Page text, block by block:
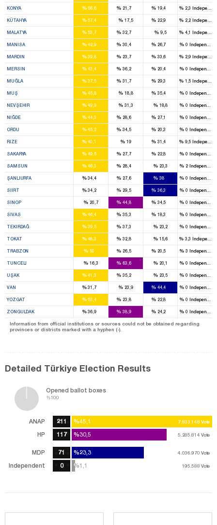
KONYA %56,6 % 21,7 %19,4 %2,3
KÜTAHYA %57,4 % 17,5 %22,9 %2,2
MALATYA %53,7 % 32,7 % 9,5 %4,1
MANISA %42,9 % 30,4 %26,7 % 0 Independent
MARDIN %39,8 % 23,7 %33,6 %2,9
MERSIN %43,4 % 36,2 %20,4 % 0 Independent
MUĞLA %37,5 % 31,7 %29,3 %1,5
MUŞ %45,8 % 18,8 %35,4 % 0 Independent
NEVŞEHIR %49,9 % 31,3 %18,8 % 0 Independent
NIĞDE %44,3 % 28,6 %27,1 % 0 Independent
ORDU %45,2 % 34,5 %20,3 % 0 Independent
RIZE %40,1 %19 %31,4 %9,5
SAKARYA %49,5 % 27,7 %22,8 % 0 Independent
SAMSUN %46,3 % 28,4 %23,3 % 2 Independent
ŞANLIURFA %34,4 % 27,6 %38 % 0 Independent
SIIRT %34,2 % 29,5 %36,3 % 0 Independent
SINOP % 20,7 % 44,8 %34,5 % 0 Independent
SIVAS %46,4 % 35,3 %18,3 % 0 Independent
TEKIRDAĞ %39,5 % 37,3 %23,2 % 0 Independent
TOKAT %48,3 % 32,8 %15,6 %3,3
TRABZON % 50 % 26,5 %20,5 % 3 Independent
TUNCELI % 16,3 % 63,6 %20,1 % 0 Independent
UŞAK %41,3 % 35,2 %23,5 % 0 Independent
VAN %31,7 % 23,9 %44,4 % 0 Independent
YOZGAT %53,4 % 23,8 %22,8 % 0 Independent
ZONGULDAK %36,9 % 38,9 %24,2 % 0 Independent
Information from official institutions or sources could not be obtained regarding
provinces or districts marked with a hyphen (-).
Detailed Türkiye Election Results
Opened ballot boxes
%100
ANAP
HP
211
117
%45,1 7.833.148 Vote
%30,5 5.285.814 Vote
%45,1 7.833.148 Vote
%30,5 5.285.814 Vote
MDP
Independent
71
0
%23,3 4.036.970 Vote
%1,1 195.588 Vote
%23,3 4.036.970 Vote
%1,1 195.588 Vote